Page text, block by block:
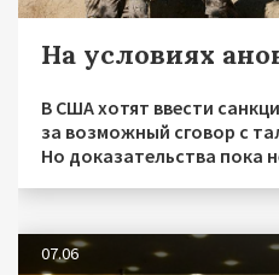
На условиях
В США хотят ввести
за возможный сговор с
Но доказательства пока
07.06